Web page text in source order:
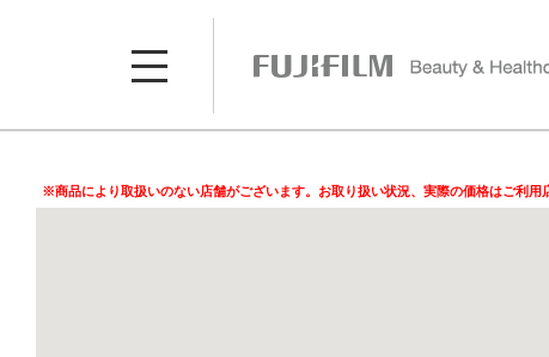
※商品により取扱いのない店舗がございます。お取り扱い状況、実際の価格はご利用